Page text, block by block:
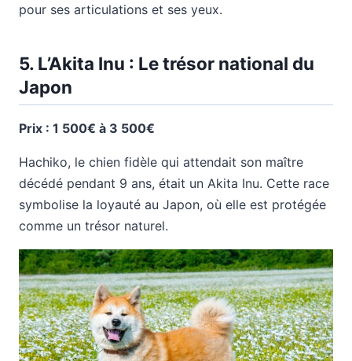
pour ses articulations et ses yeux.
5. L’Akita Inu : Le trésor national du
Japon
Prix : 1 500€ à 3 500€
Hachiko, le chien fidèle qui attendait son maître
décédé pendant 9 ans, était un Akita Inu. Cette race
symbolise la loyauté au Japon, où elle est protégée
comme un trésor naturel.